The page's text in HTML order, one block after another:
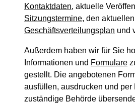
Kontaktdaten, aktuelle
Sitzungstermine, den aktuellen
Geschäftsverteilungsplan und
Außerdem haben wir für Sie
Informationen und Formulare
gestellt. Die angebotenen
ausfüllen, ausdrucken und per
zuständige Behörde